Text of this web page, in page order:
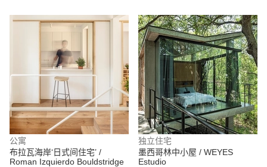
公寓
布拉瓦海岸‘日式间住宅’ /
Roman Izquierdo Bouldstridge
独立住宅
墨西哥林中小屋 / WEYES
Estudio